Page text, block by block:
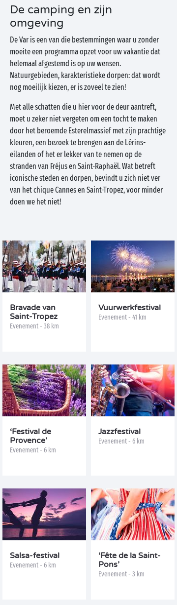
De camping en zijn
omgeving
De Var is een van die bestemmingen waar u zonder
moeite een programma opzet voor uw vakantie dat
helemaal afgestemd is op uw wensen.
Natuurgebieden, karakteristieke dorpen: dat wordt
nog moeilijk kiezen, er is zoveel te zien!
Met alle schatten die u hier voor de deur aantreft,
moet u zeker niet vergeten om een tocht te maken
door het beroemde Esterelmassief met zijn prachtige
kleuren, een bezoek te brengen aan de Lérins-
eilanden of het er lekker van te nemen op de
stranden van Fréjus en Saint-Raphaël. Wat betreft
iconische steden en dorpen, bevindt u zich niet ver
van het chique Cannes en Saint-Tropez, voor minder
doen we het niet!
Bravade van
Saint-Tropez
Evenement - 38 km
Vuurwerkfestival
Evenement - 41 km
‘Festival de
Provence’
Evenement - 6 km
Jazzfestival
Evenement - 6 km
Salsa-festival
Evenement - 6 km
‘Fête de la Saint-
Pons’
Evenement - 3 km